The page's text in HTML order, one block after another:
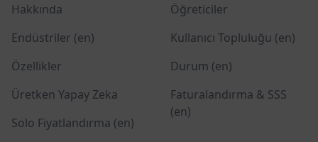
Hakkında
Endüstriler (en)
Özellikler
Üretken Yapay Zeka
Solo Fiyatlandırma (en)
Öğreticiler
Kullanıcı Topluluğu (en)
Durum (en)
Faturalandırma & SSS
(en)